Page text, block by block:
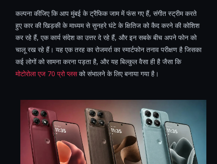
कल्पना कीजिए कि आप मुंबई के ट्रैफिक जाम में फंस गए हैं, संगीत स्ट्रीम करते
हुए कार की खिड़की के माध्यम से सुनहरे घंटे के क्षितिज को कैद करने की कोशिश
कर रहे हैं, एक कार्य संदेश का उत्तर दे रहे हैं, और इन सबके बीच अपने फोन को
चालू रख रहे हैं। यह एक तरह का रोजमर्रा का स्मार्टफोन तनाव परीक्षण है जिसका
कई लोगों को सामना करना पड़ता है, और यह बिल्कुल वैसा ही है जैसा कि
मोटोरोला एज 70 प्रो प्लसको संभालने के लिए बनाया गया है।